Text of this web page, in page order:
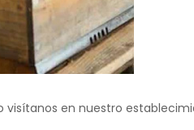
visítanos en nuestro